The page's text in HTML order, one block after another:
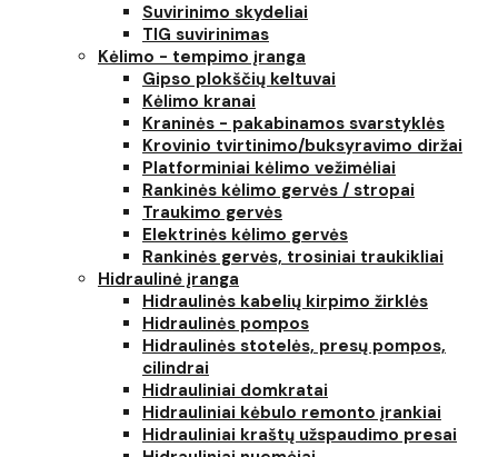
Suvirinimo skydeliai
TIG suvirinimas
Kėlimo - tempimo įranga
Gipso plokščių keltuvai
Kėlimo kranai
Kraninės - pakabinamos svarstyklės
Krovinio tvirtinimo/buksyravimo diržai
Platforminiai kėlimo vežimėliai
Rankinės kėlimo gervės / stropai
Traukimo gervės
Elektrinės kėlimo gervės
Rankinės gervės, trosiniai traukikliai
Hidraulinė įranga
Hidraulinės kabelių kirpimo žirklės
Hidraulinės pompos
Hidraulinės stotelės, presų pompos,
cilindrai
Hidrauliniai domkratai
Hidrauliniai kėbulo remonto įrankiai
Hidrauliniai kraštų užspaudimo presai